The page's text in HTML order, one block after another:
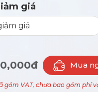
giá
Mua
gồm VAT, chưa bao gồm phí